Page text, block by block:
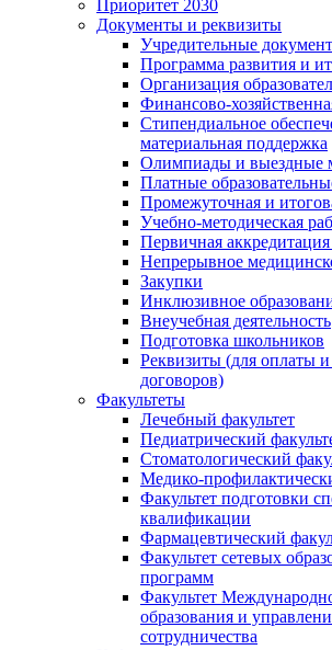
Приоритет 2030
Документы и реквизиты
Учредительные
Программа развития и
Организация
Финансово-
Стипендиальное
материальная поддержка
Олимпиады и выездные
Платные
Промежуточная и
Учебно-методическая
Первичная
Непрерывное
Закупки
Инклюзивное
Внеучебная деятельность
Подготовка школьников
Реквизиты (для оплаты
договоров)
Факультеты
Лечебный факультет
Педиатрический
Стоматологический
Медико-
Факультет подготовки
квалификации
Фармацевтический
Факультет сетевых
программ
Факультет
образования и
сотрудничества